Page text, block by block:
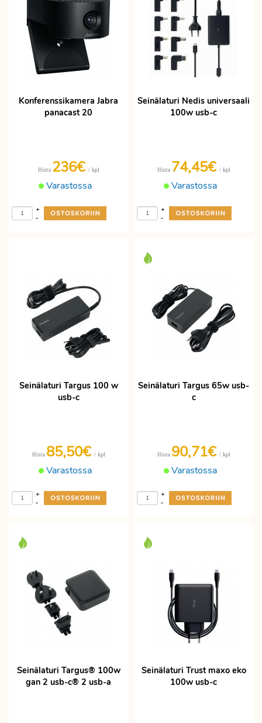
Konferenssikamera Jabra
panacast 20
Varastossa
Hinta 236€ / kpl
-
+
Seinälaturi Nedis universaali
100w usb-c
Varastossa
Hinta 74,45€ / kpl
-
+
Seinälaturi Targus 100 w
usb-c
Varastossa
Hinta 85,50€ / kpl
-
+
Seinälaturi Targus 65w usb-
c
Varastossa
Hinta 90,71€ / kpl
-
+
Seinälaturi Targus® 100w
gan 2 usb-c® 2 usb-a
Seinälaturi Trust maxo eko
100w usb-c